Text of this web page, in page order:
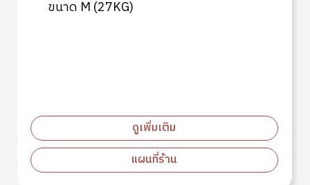
ขนาด M (27KG)
ดูเพิ่มเติม
แผนที่ร้าน